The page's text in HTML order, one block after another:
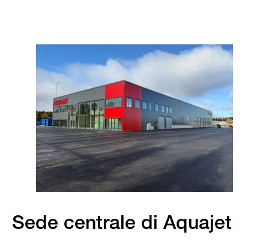
Sede centrale di Aquajet